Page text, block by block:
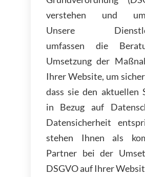
verstehen und
Unsere
umfassen die
Umsetzung der
Ihrer Website, um
dass sie den aktuellen
in Bezug auf
Datensicherheit
stehen Ihnen als
Partner bei der
DSGVO auf Ihrer